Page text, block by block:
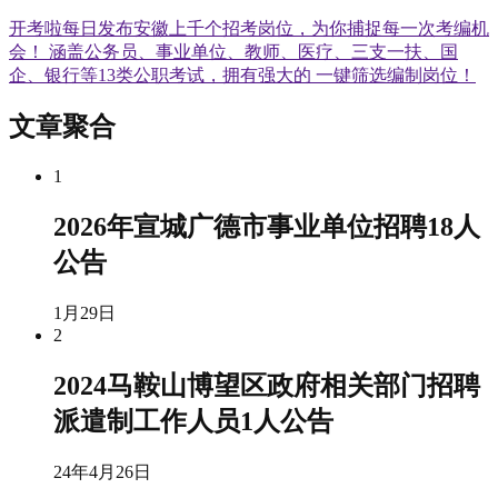
开考啦每日发布安徽上千个招考岗位，为你捕捉每一次考编机
会！ 涵盖公务员、事业单位、教师、医疗、三支一扶、国
企、银行等13类公职考试，拥有强大的 一键筛选编制岗位！
文章聚合
1
2026年宣城广德市事业单位招聘18人
公告
1月29日
2
2024马鞍山博望区政府相关部门招聘
派遣制工作人员1人公告
24年4月26日